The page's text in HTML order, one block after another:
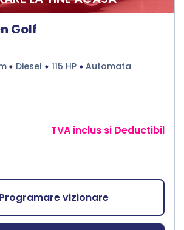
Golf
Diesel 115 HP Automata
TVA inclus si Deductibil
Programare vizionare